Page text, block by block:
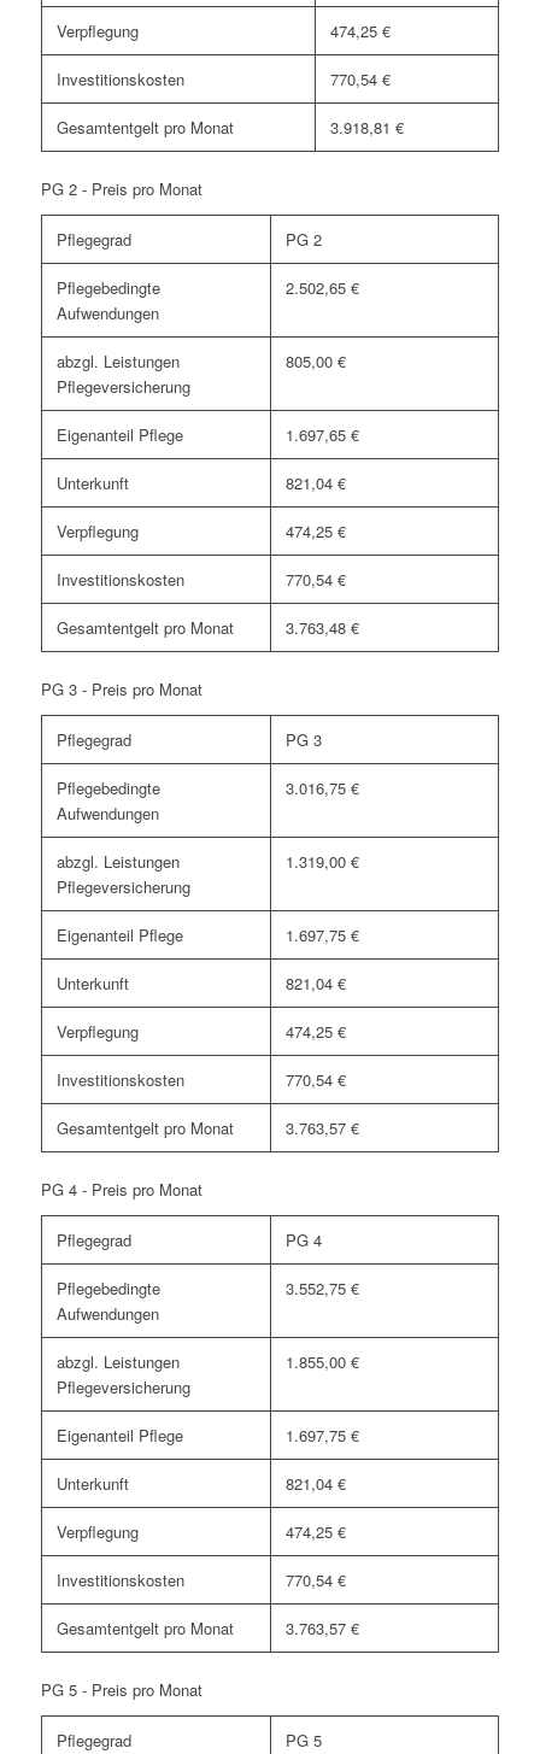
Verpflegung 474,25 €
Investitionskosten 770,54 €
Gesamtentgelt pro Monat 3.918,81 €
PG 2 - Preis pro Monat
Pflegegrad PG 2
Pflegebedingte
Aufwendungen
2.502,65 €
abzgl. Leistungen
Pflegeversicherung
805,00 €
Eigenanteil Pflege 1.697,65 €
Unterkunft 821,04 €
Verpflegung 474,25 €
Investitionskosten 770,54 €
Gesamtentgelt pro Monat 3.763,48 €
PG 3 - Preis pro Monat
Pflegegrad PG 3
Pflegebedingte
Aufwendungen
3.016,75 €
abzgl. Leistungen
Pflegeversicherung
1.319,00 €
Eigenanteil Pflege 1.697,75 €
Unterkunft 821,04 €
Verpflegung 474,25 €
Investitionskosten 770,54 €
Gesamtentgelt pro Monat 3.763,57 €
PG 4 - Preis pro Monat
Pflegegrad PG 4
Pflegebedingte
Aufwendungen
3.552,75 €
abzgl. Leistungen
Pflegeversicherung
1.855,00 €
Eigenanteil Pflege 1.697,75 €
Unterkunft 821,04 €
Verpflegung 474,25 €
Investitionskosten 770,54 €
Gesamtentgelt pro Monat 3.763,57 €
PG 5 - Preis pro Monat
Pflegegrad PG 5